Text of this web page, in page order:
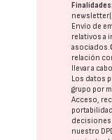
Finalidades:
Envío de
relativos a
asociados.
relación
llevar a
Los datos
grupo por
Acceso,
decisiones
nuestro